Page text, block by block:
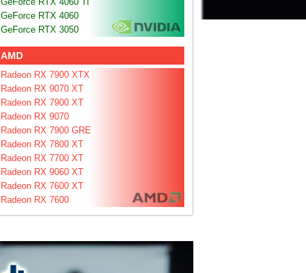
GeForce RTX 4060
GeForce RTX 3050
AMD
Radeon RX 7900 XTX
Radeon RX 9070 XT
Radeon RX 7900 XT
Radeon RX 9070
Radeon RX 7900 GRE
Radeon RX 7800 XT
Radeon RX 7700 XT
Radeon RX 9060 XT
Radeon RX 7600 XT
Radeon RX 7600